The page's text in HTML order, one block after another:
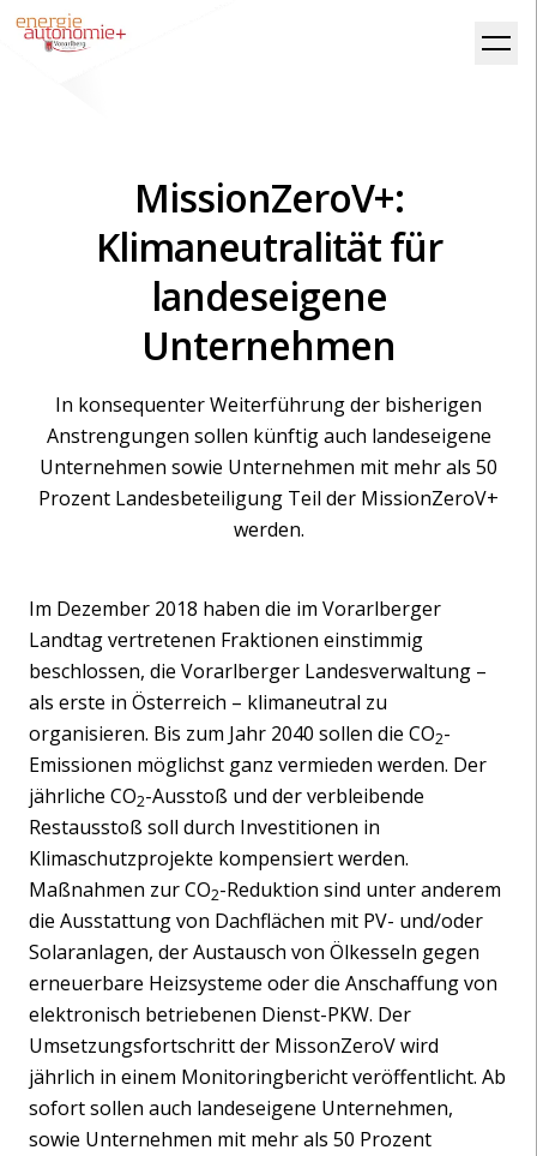
MissionZeroV+:
Klimaneutralität für
landeseigene
Unternehmen
In konsequenter Weiterführung der bisherigen
Anstrengungen sollen künftig auch landeseigene
Unternehmen sowie Unternehmen mit mehr als 50
Prozent Landesbeteiligung Teil der MissionZeroV+
werden.
Im Dezember 2018 haben die im Vorarlberger
Landtag vertretenen Fraktionen einstimmig
beschlossen, die Vorarlberger Landesverwaltung –
als erste in Österreich – klimaneutral zu
organisieren. Bis zum Jahr 2040 sollen die CO2-
Emissionen möglichst ganz vermieden werden. Der
jährliche CO2-Ausstoß und der verbleibende
Restausstoß soll durch Investitionen in
Klimaschutzprojekte kompensiert werden.
Maßnahmen zur CO2-Reduktion sind unter anderem
die Ausstattung von Dachflächen mit PV- und/oder
Solaranlagen, der Austausch von Ölkesseln gegen
erneuerbare Heizsysteme oder die Anschaffung von
elektronisch betriebenen Dienst-PKW. Der
Umsetzungsfortschritt der MissonZeroV wird
jährlich in einem Monitoringbericht veröffentlicht. Ab
sofort sollen auch landeseigene Unternehmen,
sowie Unternehmen mit mehr als 50 Prozent